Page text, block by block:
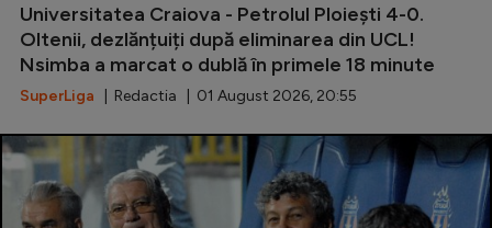
Universitatea Craiova - Petrolul Ploiești 4-0.
Oltenii, dezlănțuiți după eliminarea din UCL!
Nsimba a marcat o dublă în primele 18 minute
SuperLiga | Redactia | 01 August 2026, 20:55